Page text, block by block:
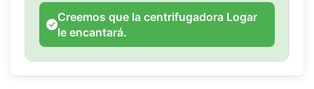
Creemos que la centrifugadora Logar
le encantará.